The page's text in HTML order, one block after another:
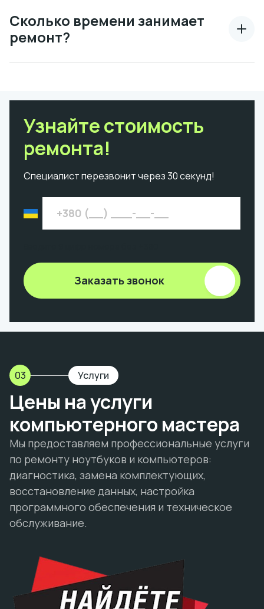
Сколько времени занимает
ремонт?
Узнайте стоимость
ремонта!
Специалист перезвонит через 30 секунд!
Заказать звонок
03 Услуги
Цены на услуги
компьютерного мастера
Мы предоставляем профессиональные услуги
по ремонту ноутбуков и компьютеров:
диагностика, замена комплектующих,
восстановление данных, настройка
программного обеспечения и техническое
обслуживание.